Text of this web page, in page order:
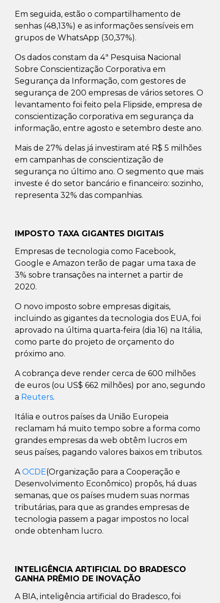
Em seguida, estão o compartilhamento de
senhas (48,13%) e as informações sensíveis em
grupos de WhatsApp (30,37%).
Os dados constam da 4ª Pesquisa Nacional
Sobre Conscientização Corporativa em
Segurança da Informação, com gestores de
segurança de 200 empresas de vários setores. O
levantamento foi feito pela Flipside, empresa de
conscientização corporativa em segurança da
informação, entre agosto e setembro deste ano.
Mais de 27% delas já investiram até R$ 5 milhões
em campanhas de conscientização de
segurança no último ano. O segmento que mais
investe é do setor bancário e financeiro: sozinho,
representa 32% das companhias.
IMPOSTO TAXA GIGANTES DIGITAIS
Empresas de tecnologia como Facebook,
Google e Amazon terão de pagar uma taxa de
3% sobre transações na internet a partir de
2020.
O novo imposto sobre empresas digitais,
incluindo as gigantes da tecnologia dos EUA, foi
aprovado na última quarta-feira (dia 16) na Itália,
como parte do projeto de orçamento do
próximo ano.
A cobrança deve render cerca de 600 milhões
de euros (ou US$ 662 milhões) por ano, segundo
a Reuters.
Itália e outros países da União Europeia
reclamam há muito tempo sobre a forma como
grandes empresas da web obtêm lucros em
seus países, pagando valores baixos em tributos.
AOCDE(Organização para a Cooperação e
Desenvolvimento Econômico) propôs, há duas
semanas, que os países mudem suas normas
tributárias, para que as grandes empresas de
tecnologia passem a pagar impostos no local
onde obtenham lucro.
INTELIGÊNCIA ARTIFICIAL DO BRADESCO
GANHA PRÊMIO DE INOVAÇÃO
A BIA, inteligência artificial do Bradesco, foi